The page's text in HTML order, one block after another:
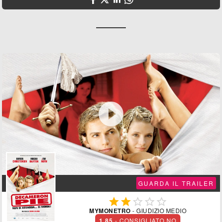

GUARDA IL TRAILER
   
MYMONETRO - GIUDIZIO MEDIO